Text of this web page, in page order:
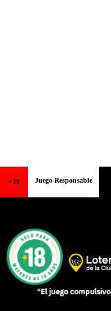
+18 Juego Responsable